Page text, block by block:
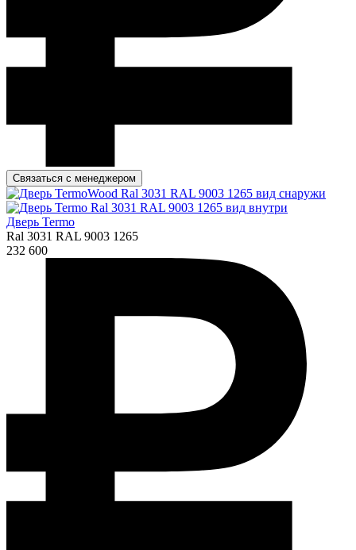
Связаться с менеджером
Дверь Termo
Ral 3031 RAL 9003 1265
232 600